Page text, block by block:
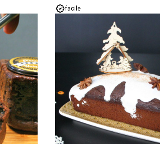
facile